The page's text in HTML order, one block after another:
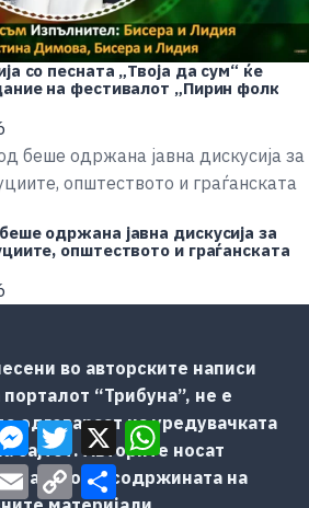
со песната „Твоја да сум“ ќе
на фестивалот „Пирин фолк
одржана јавна дискусија за
општеството и граѓанската
во авторските написи
порталот “Трибуна”, не е
одговараат на уредувачката
сајтот. Авторите носат
јазикот и содржината на
Messenger
Twitter
X
WhatsApp
EmailCopy
Link
Share